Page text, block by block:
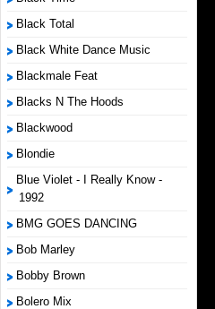
Black Total
Black White Dance Music
Blackmale Feat
Blacks N The Hoods
Blackwood
Blondie
Blue Violet - I Really Know -
1992
BMG GOES DANCING
Bob Marley
Bobby Brown
Bolero Mix